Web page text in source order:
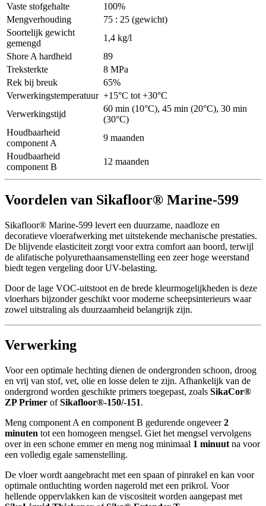
Vaste stofgehalte
100%
Mengverhouding
75 : 25 (gewicht)
Soortelijk gewicht
gemengd
1,4 kg/l
Shore A hardheid
89
Treksterkte
8 MPa
Rek bij breuk
65%
Verwerkingstemperatuur +15°C tot +30°C
Verwerkingstijd
60 min (10°C), 45 min (20°C), 30 min
(30°C)
Houdbaarheid
component A
9 maanden
Houdbaarheid
component B
12 maanden
Voordelen van Sikafloor® Marine-599
Sikafloor® Marine-599 levert een duurzame, naadloze en
decoratieve vloerafwerking met uitstekende mechanische prestaties.
De blijvende elasticiteit zorgt voor extra comfort aan boord, terwijl
de alifatische polyurethaansamenstelling een zeer hoge weerstand
biedt tegen vergeling door UV-belasting.
Door de lage VOC-uitstoot en de brede kleurmogelijkheden is deze
vloerhars bijzonder geschikt voor moderne scheepsinterieurs waar
zowel uitstraling als duurzaamheid belangrijk zijn.
Verwerking
Voor een optimale hechting dienen de ondergronden schoon, droog
en vrij van stof, vet, olie en losse delen te zijn. Afhankelijk van de
ondergrond worden geschikte primers toegepast, zoals SikaCor®
ZP Primer ofSikafloor®-150/-151.
Meng component A en component B gedurende ongeveer2
minuten tot een homogeen mengsel. Giet het mengsel vervolgens
over in een schone emmer en meng nog minimaal 1 minuut na voor
een volledig egale samenstelling.
De vloer wordt aangebracht met een spaan of pinrakel en kan voor
optimale ontluchting worden nagerold met een prikrol. Voor
hellende oppervlakken kan de viscositeit worden aangepast met